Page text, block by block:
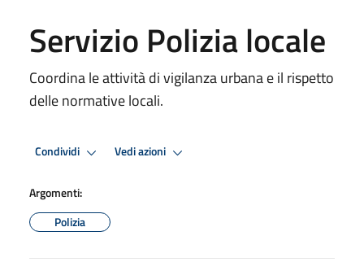
Servizio Polizia locale
Coordina le attività di vigilanza urbana e il rispetto
delle normative locali.
Condividi Vedi azioni
Argomenti:
Polizia